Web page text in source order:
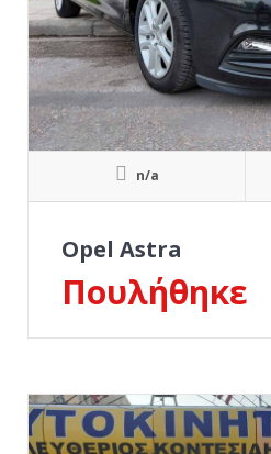
n/a
Opel Astra
Πουλήθηκε